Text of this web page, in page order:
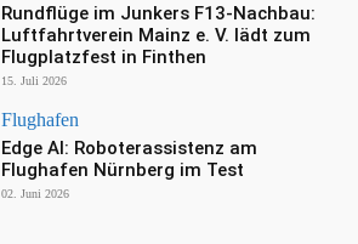
Rundflüge im Junkers F13-Nachbau:
Luftfahrtverein Mainz e. V. lädt zum
Flugplatzfest in Finthen
15. Juli 2026
Flughafen
Edge AI: Roboterassistenz am
Flughafen Nürnberg im Test
02. Juni 2026